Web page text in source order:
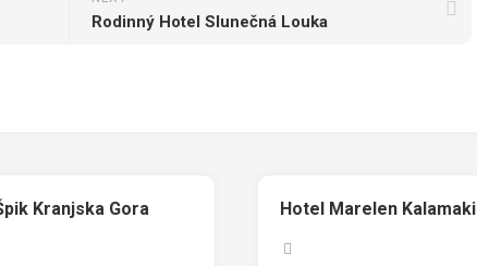
Rodinný Hotel Slunečná Louka
Kranjska Gora Hotel Marelen Kalamaki